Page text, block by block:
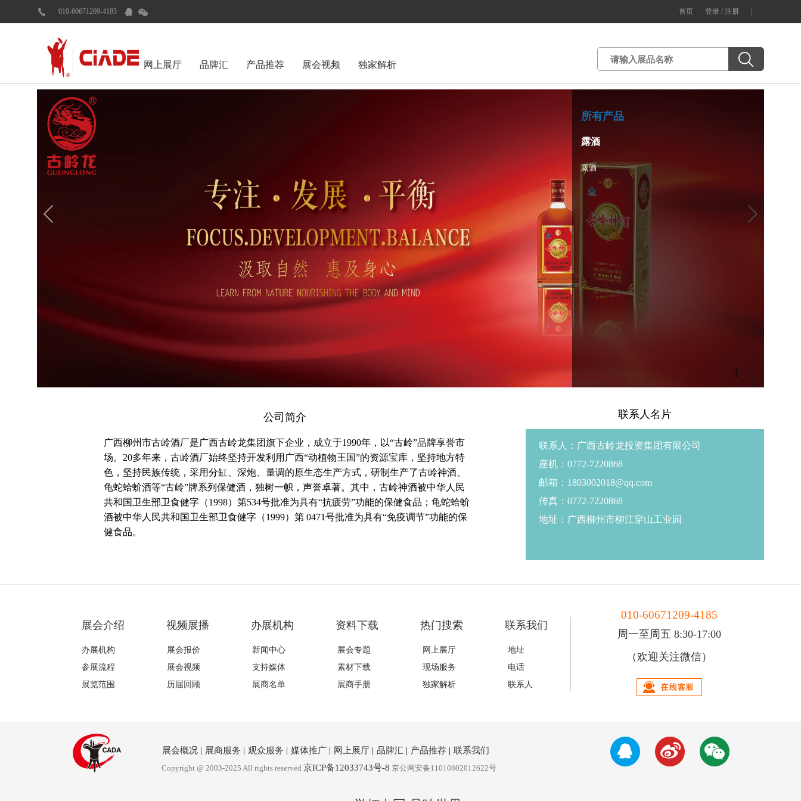
010-60671209-4185 注册
登录 /
首页
网上展厅 品牌汇 产品推荐 展会视频 独家解析
1
所有产品
露酒
露酒
公司简介
广西柳州市古岭酒厂是广西古岭龙集团旗下企业，成立于1990年，以“古岭”品牌享誉市
场。20多年来，古岭酒厂始终坚持开发利用广西“动植物王国”的资源宝库，坚持地方特
色，坚持民族传统，采用分缸、深炮、量调的原生态生产方式，研制生产了古岭神酒、
龟蛇蛤蚧酒等“古岭”牌系列保健酒，独树一帜，声誉卓著。其中，古岭神酒被中华人民
共和国卫生部卫食健字（1998）第534号批准为具有“抗疲劳”功能的保健食品；龟蛇蛤蚧
酒被中华人民共和国卫生部卫食健字（1999）第 0471号批准为具有“免疫调节”功能的保
健食品。
联系人名片
联系人：广西古岭龙投资集团有限公司
座机：0772-7220868
邮箱：1803002018@qq.com
传真：0772-7220868
地址：广西柳州市柳江穿山工业园
展会介绍 视频展播 办展机构 资料下载 热门搜索 联系我们
办展机构 展会报价 新闻中心 展会专题 网上展厅
地址
参展流程
展会视频 支持媒体 素材下载 现场服务
电话
展览范围
历届回顾 展商名单 展商手册 独家解析 联系人
010-60671209-4185
周一至周五 8:30-17:00
（欢迎关注微信）
展会概况 | 展商服务 | 观众服务 | 媒体推广 | 网上展厅 | 品牌汇 | 产品推荐 | 联系我们
Copyright @ 2003-2025 All rights reserved 京ICP备12033743号-8 京公网安备11010802012622号